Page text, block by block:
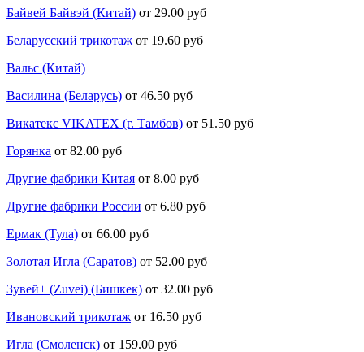
Байвей Байвэй (Китай) от 29.00 руб
Беларусский трикотаж от 19.60 руб
Вальс (Китай)
Василина (Беларусь) от 46.50 руб
Викатекс VIKATEX (г. Тамбов) от 51.50 руб
Горянка от 82.00 руб
Другие фабрики Китая от 8.00 руб
Другие фабрики России от 6.80 руб
Ермак (Тула) от 66.00 руб
Золотая Игла (Саратов) от 52.00 руб
Зувей+ (Zuvei) (Бишкек) от 32.00 руб
Ивановский трикотаж от 16.50 руб
Игла (Смоленск) от 159.00 руб